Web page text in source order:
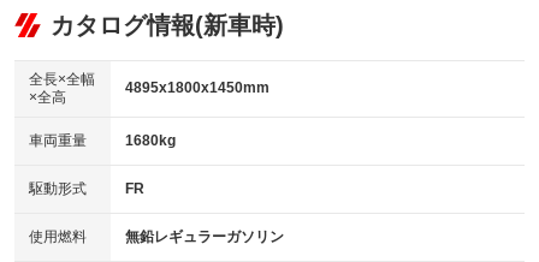
リフトアップ
：装備なし
：装備なし
パワーウィンドウ
アイドリングストップ
：装備あり
USB入力端子
：装備あり
100V電源
：装備なし
ビジュアル：-／DVD再生
：装備あり
：装備あり
革シート
キーレス
HID(キセノンライト)
：装備なし
バックカメラ
：装備あり
カタログ情報(新車時)
全長×全幅
×全高
4895x1800x1450mm
車両重量 1680kg
駆動形式 FR
使用燃料 無鉛レギュラーガソリン